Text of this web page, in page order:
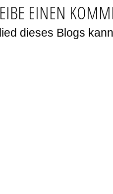
EINEN
dieses Blogs